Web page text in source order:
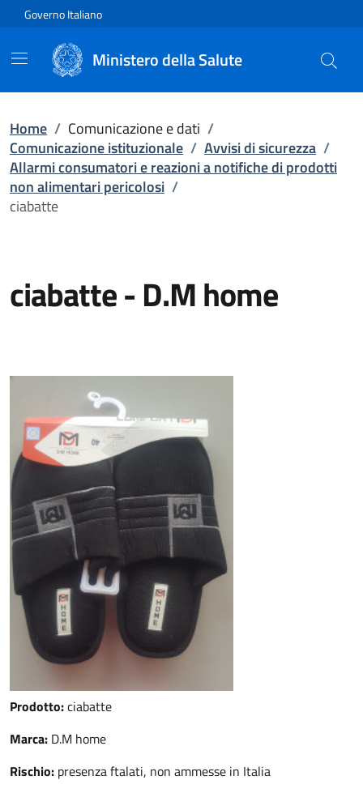
Vai direttamente al contenuto
Governo Italiano
Ministero della Salute
Home / Comunicazione e dati /
Comunicazione istituzionale / Avvisi di sicurezza /
Allarmi consumatori e reazioni a notifiche di prodotti
non alimentari pericolosi /
ciabatte
ciabatte-D.M home
Prodotto:ciabatte
Marca: D.M home
Rischio: presenza ftalati, non ammesse in Italia